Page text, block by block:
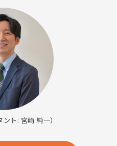
ント: 宮崎 純一）